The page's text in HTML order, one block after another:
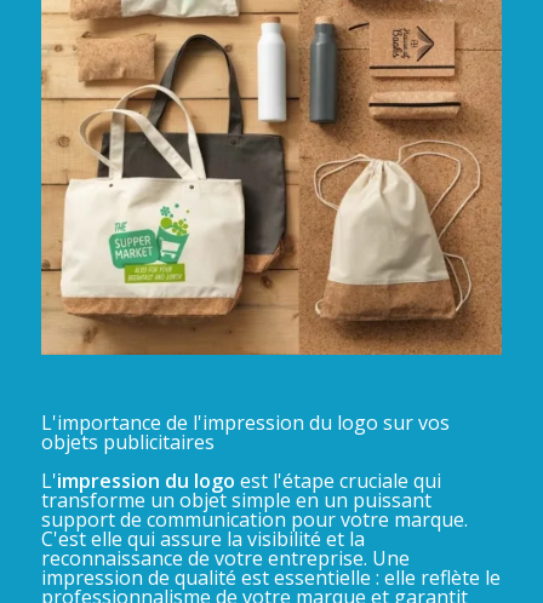
L'importance de l'impression du logo sur vos
objets publicitaires
L'impression du logo est l'étape cruciale qui
transforme un objet simple en un puissant
support de communication pour votre marque.
C'est elle qui assure la visibilité et la
reconnaissance de votre entreprise. Une
impression de qualité est essentielle : elle reflète le
professionnalisme de votre marque et garantit